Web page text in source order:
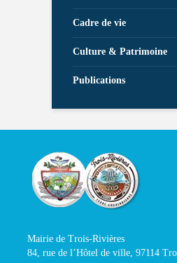
Cadre de vie
Culture & Patrimoine
Publications
Mairie de Trois-Rivières
84, rue de l’Hôtel de ville, 97114